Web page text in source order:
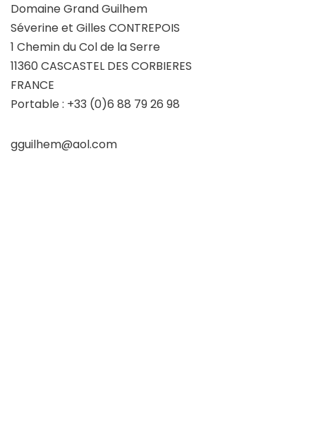
Domaine Grand Guilhem
Séverine et Gilles CONTREPOIS
1 Chemin du Col de la Serre
11360 CASCASTEL DES CORBIERES
FRANCE
Portable : +33 (0)6 88 79 26 98
gguilhem@aol.com